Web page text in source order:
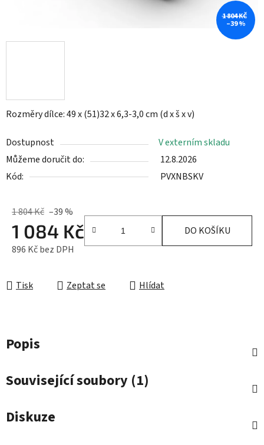
Rozměry dílce: 49 x (51)32 x 6,3-3,0 cm (d x š x v)
Dostupnost
V externím skladu
Můžeme doručit do:
12.8.2026
Kód:
PVXNBSKV
1 804 Kč –39 %
1 084 Kč
896 Kč bez DPH
DO KOŠÍKU
Tisk Zeptat se Hlídat
1 804 KČ
–39 %
Popis
Související soubory (1)
Diskuze